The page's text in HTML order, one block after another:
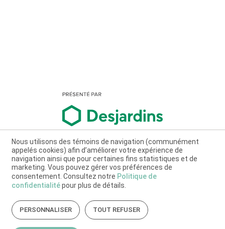
Nous utilisons des témoins de navigation (communément
appelés cookies) afin d’améliorer votre expérience de
navigation ainsi que pour certaines fins statistiques et de
marketing. Vous pouvez gérer vos préférences de
consentement. Consultez notre Politique de
confidentialitépour plus de détails.
PERSONNALISER TOUT REFUSER